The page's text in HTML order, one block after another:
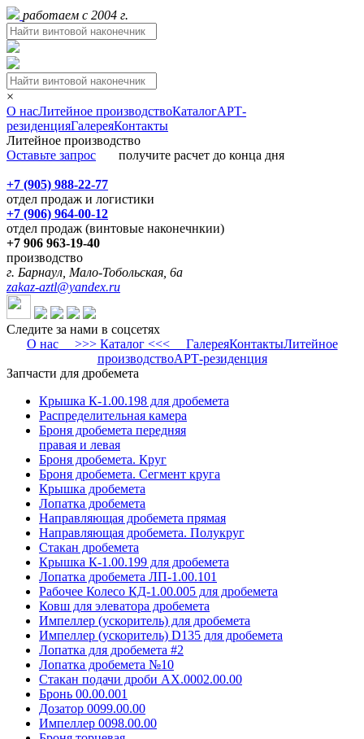
работаем с 2004 г.
×
О насЛитейное производствоКаталогАРТ-
резиденцияГалереяКонтакты
Литейное производство
Оставьте запрос получите расчет до конца дня
+7 (905) 988-22-77
отдел продаж и логистики
+7 (906) 964-00-12
отдел продаж (винтовые наконечнкии)
+7 906 963-19-40
производство
г. Барнаул, Мало-Тобольская, 6а
zakaz-aztl@yandex.ru
Следите за нами в соцсетях
О нас>>> Каталог <<< ГалереяКонтактыЛитейное
производствоАРТ-резиденция
Запчасти для дробемета
Крышка К-1.00.198 для дробемета
Распределительная камера
Броня дробемета передняя
правая и левая
Броня дробемета. Круг
Броня дробемета. Сегмент круга
Крышка дробемета
Лопатка дробемета
Направляющая дробемета прямая
Направляющая дробемета. Полукруг
Стакан дробемета
Крышка К-1.00.199 для дробемета
Лопатка дробемета ЛП-1.00.101
Рабочее Колесо КД-1.00.005 для дробемета
Ковш для элеватора дробемета
Импеллер (ускоритель) для дробемета
Импеллер (ускоритель) D135 для дробемета
Лопатка для дробемета #2
Лопатка дробемета №10
Стакан подачи дроби АХ.0002.00.00
Бронь 00.00.001
Дозатор 0099.00.00
Импеллер 0098.00.00